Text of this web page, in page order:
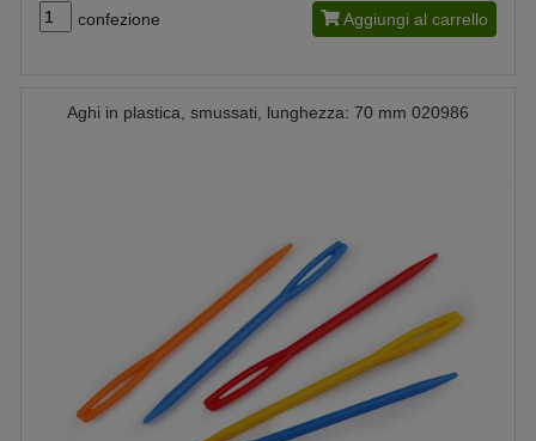
confezione Aggiungi al carrello
Aghi in plastica, smussati, lunghezza: 70 mm 020986